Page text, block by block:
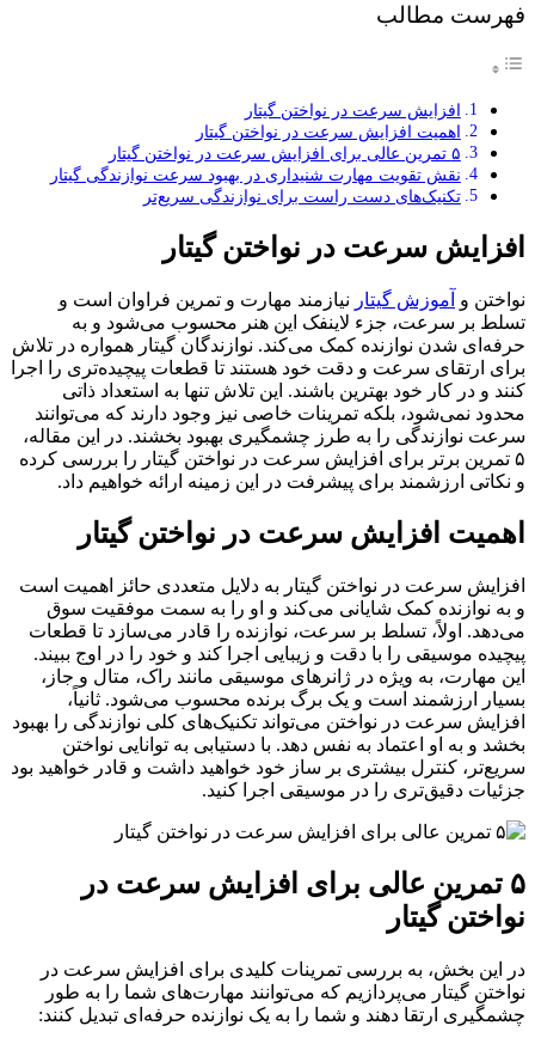
فهرست مطالب
افزایش سرعت در نواختن گیتار
اهمیت افزایش سرعت در نواختن گیتار
۵ تمرین عالی برای افزایش سرعت در نواختن گیتار
نقش تقویت مهارت شنیداری در بهبود سرعت نوازندگی گیتار
تکنیک‌های دست راست برای نوازندگی سریع‌تر
افزایش سرعت در نواختن گیتار
نواختن و آموزش گیتار نیازمند مهارت و تمرین فراوان است و
تسلط بر سرعت، جزء لاینفک این هنر محسوب می‌شود و به
حرفه‌ای شدن نوازنده کمک می‌کند. نوازندگان گیتار همواره در تلاش
برای ارتقای سرعت و دقت خود هستند تا قطعات پیچیده‌تری را اجرا
کنند و در کار خود بهترین باشند. این تلاش تنها به استعداد ذاتی
محدود نمی‌شود، بلکه تمرینات خاصی نیز وجود دارند که می‌توانند
سرعت نوازندگی را به طرز چشمگیری بهبود بخشند. در این مقاله،
۵ تمرین برتر برای افزایش سرعت در نواختن گیتار را بررسی کرده
و نکاتی ارزشمند برای پیشرفت در این زمینه ارائه خواهیم داد.
اهمیت افزایش سرعت در نواختن گیتار
افزایش سرعت در نواختن گیتار به دلایل متعددی حائز اهمیت است
و به نوازنده کمک شایانی می‌کند و او را به سمت موفقیت سوق
می‌دهد. اولاً، تسلط بر سرعت، نوازنده را قادر می‌سازد تا قطعات
پیچیده موسیقی را با دقت و زیبایی اجرا کند و خود را در اوج ببیند.
این مهارت، به ویژه در ژانرهای موسیقی مانند راک، متال و جاز،
بسیار ارزشمند است و یک برگ برنده محسوب می‌شود. ثانیاً،
افزایش سرعت در نواختن می‌تواند تکنیک‌های کلی نوازندگی را بهبود
بخشد و به او اعتماد به نفس دهد. با دستیابی به توانایی نواختن
سریع‌تر، کنترل بیشتری بر ساز خود خواهید داشت و قادر خواهید بود
جزئیات دقیق‌تری را در موسیقی اجرا کنید.
۵ تمرین عالی برای افزایش سرعت در
نواختن گیتار
در این بخش، به بررسی تمرینات کلیدی برای افزایش سرعت در
نواختن گیتار می‌پردازیم که می‌توانند مهارت‌های شما را به طور
چشمگیری ارتقا دهند و شما را به یک نوازنده حرفه‌ای تبدیل کنند: